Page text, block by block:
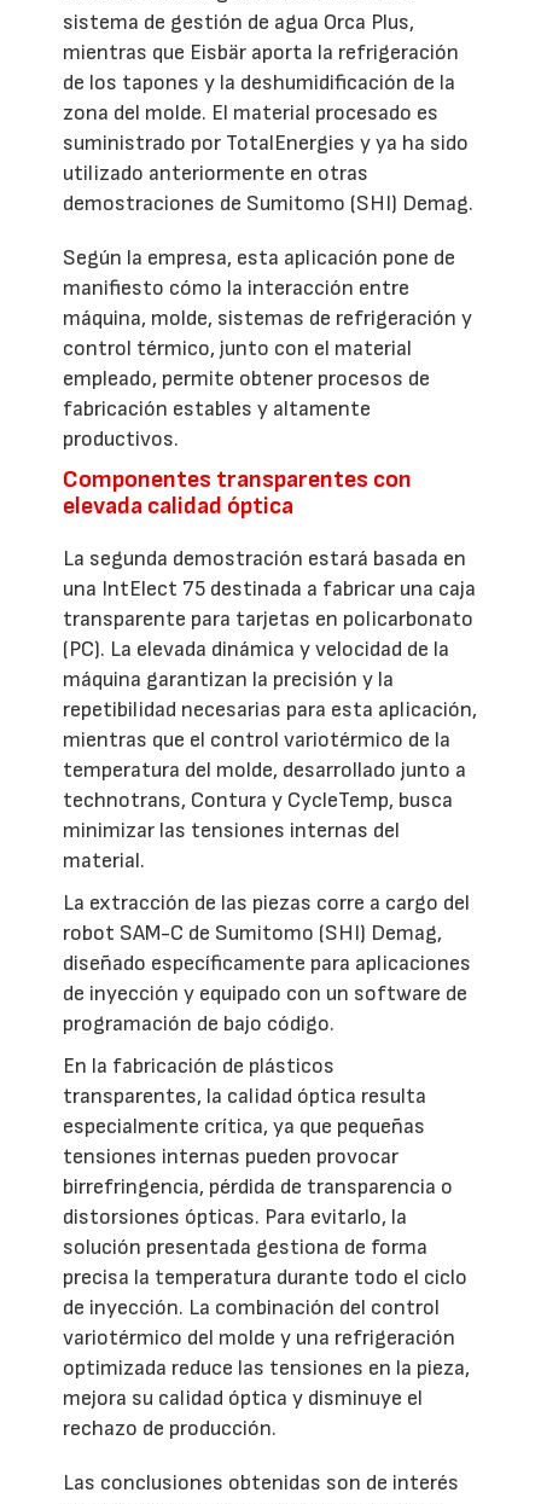
sistema de gestión de agua Orca Plus,
mientras que Eisbär aporta la refrigeración
de los tapones y la deshumidificación de la
zona del molde. El material procesado es
suministrado por TotalEnergies y ya ha sido
utilizado anteriormente en otras
demostraciones de Sumitomo (SHI) Demag.
Según la empresa, esta aplicación pone de
manifiesto cómo la interacción entre
máquina, molde, sistemas de refrigeración y
control térmico, junto con el material
empleado, permite obtener procesos de
fabricación estables y altamente
productivos.
Componentes transparentes con
elevada calidad óptica
La segunda demostración estará basada en
una IntElect 75 destinada a fabricar una caja
transparente para tarjetas en policarbonato
(PC). La elevada dinámica y velocidad de la
máquina garantizan la precisión y la
repetibilidad necesarias para esta aplicación,
mientras que el control variotérmico de la
temperatura del molde, desarrollado junto a
technotrans, Contura y CycleTemp, busca
minimizar las tensiones internas del
material.
La extracción de las piezas corre a cargo del
robot SAM-C de Sumitomo (SHI) Demag,
diseñado específicamente para aplicaciones
de inyección y equipado con un software de
programación de bajo código.
En la fabricación de plásticos
transparentes, la calidad óptica resulta
especialmente crítica, ya que pequeñas
tensiones internas pueden provocar
birrefringencia, pérdida de transparencia o
distorsiones ópticas. Para evitarlo, la
solución presentada gestiona de forma
precisa la temperatura durante todo el ciclo
de inyección. La combinación del control
variotérmico del molde y una refrigeración
optimizada reduce las tensiones en la pieza,
mejora su calidad óptica y disminuye el
rechazo de producción.
Las conclusiones obtenidas son de interés